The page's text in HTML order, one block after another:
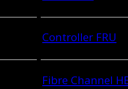
Controller FRU
Fibre Channel